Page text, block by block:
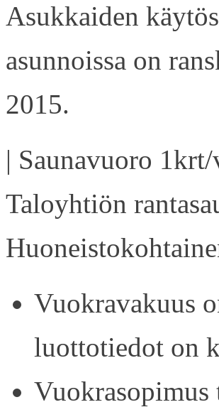
Asukkaiden
asunnoissa on
2015.
| Saunavuoro
Taloyhtiön
Vuokravakuus
luottotiedot on
Vuokrasopimus